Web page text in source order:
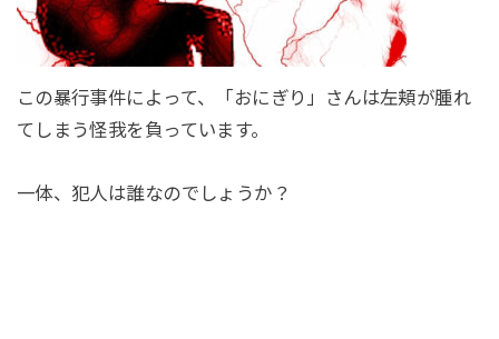
この暴行事件によって、「おにぎり」さんは左頬が腫れ
てしまう怪我を負っています。
一体、犯人は誰なのでしょうか？